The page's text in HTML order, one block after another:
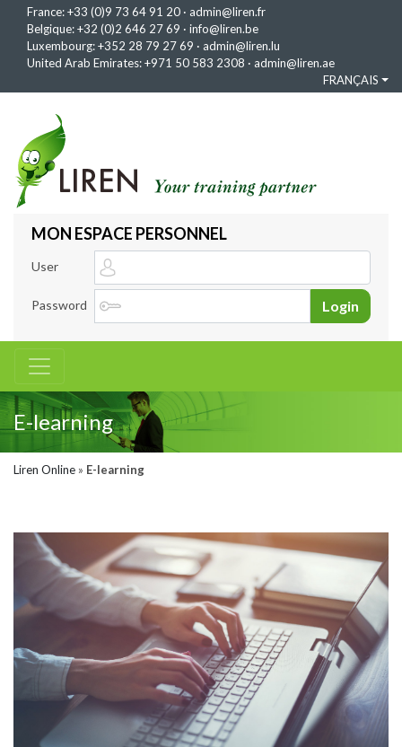
France:+33 (0)9 73 64 91 20 · admin@liren.fr
Belgique:+32 (0)2 646 27 69 · info@liren.be
Luxembourg:+352 28 79 27 69 · admin@liren.lu
United Arab Emirates:+971 50 583 2308 · admin@liren.ae
FRANÇAIS
MON ESPACE PERSONNEL
User
Password Login
E-learning
Liren Online » E-learning